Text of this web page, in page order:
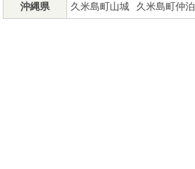
沖縄県 久米島町山城 久米島町仲泊